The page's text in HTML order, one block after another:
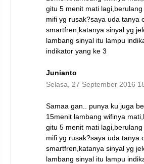
gitu 5 menit mati
mifi yg rusak?saya uda tanya
smartfren,katanya sinyal yg
lambang sinyal itu lampu
indikator yang ke 3
Junianto
Selasa, 27 September 2016
Samaa gan.. punya ku juga
15menit lambang wifinya
gitu 5 menit mati
mifi yg rusak?saya uda tanya
smartfren,katanya sinyal yg
lambang sinyal itu lampu